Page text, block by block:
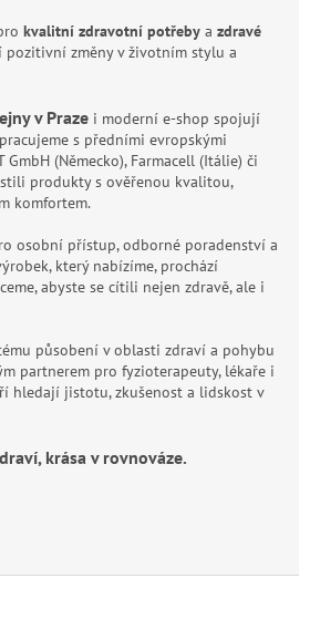
kvalitní zdravotní potřeby a zdravé
pozitivní změny v životním stylu a
v Praze i moderní e-shop spojují
s předními evropskými
GmbH (Německo), Farmacell (Itálie) či
produkty s ověřenou kvalitou,
komfortem.
osobní přístup, odborné poradenství a
který nabízíme, prochází
abyste se cítili nejen zdravě, ale i
působení v oblasti zdraví a pohybu
partnerem pro fyzioterapeuty, lékaře i
hledají jistotu, zkušenost a lidskost v
krása v rovnováze.